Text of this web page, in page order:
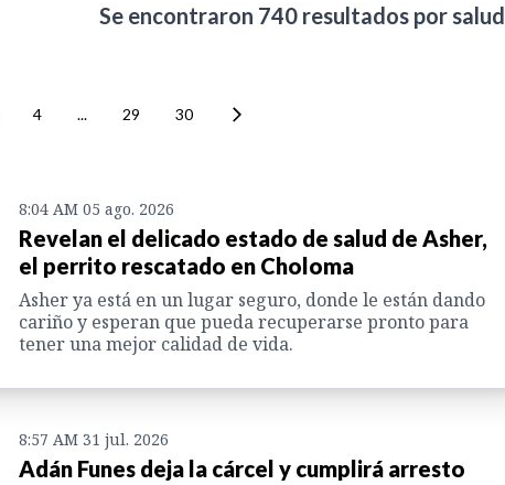
Se encontraron 740resultados por salud
4 ... 29 30
8:04 AM 05 ago. 2026
Revelan el delicado estado de salud de Asher,
el perrito rescatado en Choloma
Asher ya está en un lugar seguro, donde le están dando
cariño y esperan que pueda recuperarse pronto para
tener una mejor calidad de vida.
8:57 AM 31 jul. 2026
Adán Funes deja la cárcel y cumplirá arresto